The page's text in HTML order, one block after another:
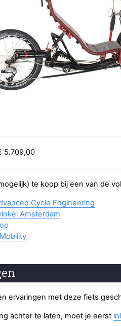
5.709,00
te koop bij een van de
Cycle Engineering
Amsterdam
ervaringen met deze fiets
achter te laten, moet je eerst